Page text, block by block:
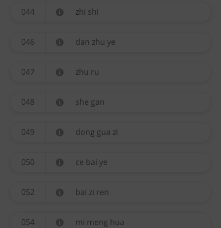
044 zhi shi
046 dan zhu ye
047 zhu ru
048 she gan
049 dong gua zi
050 ce bai ye
052 bai zi ren
054 mi meng hua